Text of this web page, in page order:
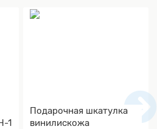
1
Подарочная шкатулка
винилискожа